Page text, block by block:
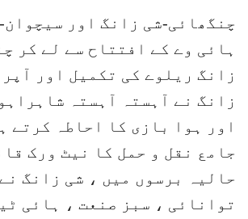
چنگھائی-شی زانگ اور
ہائی وے کے افتتاح سے لے کر
زانگ ریلوے کی تکمیل اور
زانگ نے آہستہ آہستہ
اور ہوا بازی کا احاطہ کرتے
جامع نقل و حمل کا نیٹ ورک
حالیہ برسوں میں ، شی زانگ
توانائی ، سبز صنعت ، ہائی